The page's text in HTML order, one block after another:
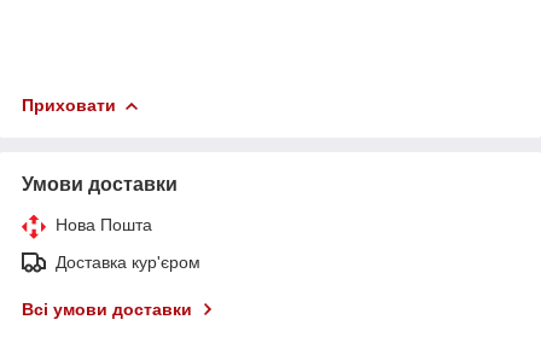
Приховати
Умови доставки
Нова Пошта
Доставка кур'єром
Всі умови доставки